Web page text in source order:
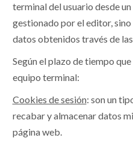
terminal del usuario desde
gestionado por el editor,
datos obtenidos través de
Según el plazo de tiempo
equipo terminal:
Cookies de sesión: son un
recabar y almacenar datos
página web.